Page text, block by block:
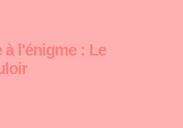
à l'énigme : Le